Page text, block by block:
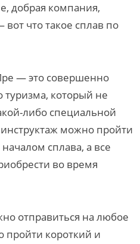
добрая компания,
что такое сплав по
— это совершенно
туризма, который не
либо специальной
можно пройти
сплава, а все
во время
отправиться на любое
пройти короткий и